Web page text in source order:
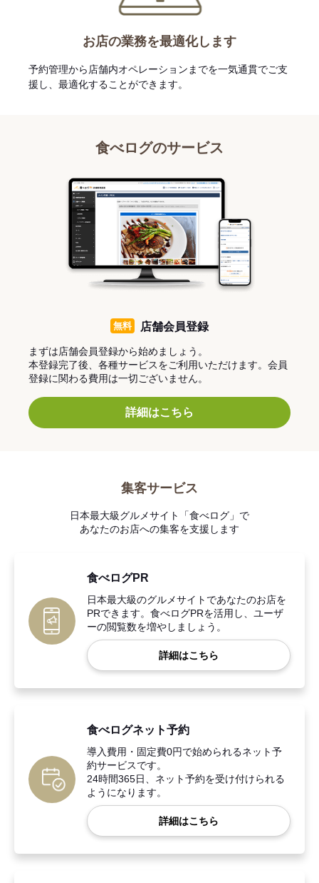
お店の業務を最適化します
予約管理から店舗内オペレーションまでを一気通貫でご支
援し、最適化することができます。
食べログのサービス
無料 店舗会員登録
まずは店舗会員登録から始めましょう。
本登録完了後、各種サービスをご利用いただけます。会員
登録に関わる費用は一切ございません。
詳細はこちら
集客サービス
日本最大級グルメサイト「食べログ」で
あなたのお店への集客を支援します
食べログPR
日本最大級のグルメサイトであなたのお店を
PRできます。食べログPRを活用し、ユーザ
ーの閲覧数を増やしましょう。
詳細はこちら
食べログネット予約
導入費用・固定費0円で始められるネット予
約サービスです。
24時間365日、ネット予約を受け付けられる
ようになります。
詳細はこちら